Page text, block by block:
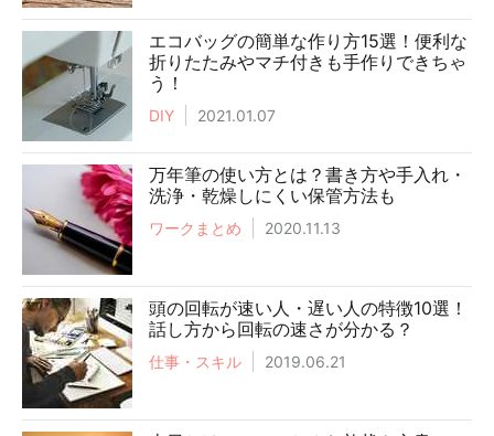
エコバッグの簡単な作り方15選！便利な
折りたたみやマチ付きも手作りできちゃ
う！
DIY 2021.01.07
万年筆の使い方とは？書き方や手入れ・
洗浄・乾燥しにくい保管方法も
ワークまとめ 2020.11.13
頭の回転が速い人・遅い人の特徴10選！
話し方から回転の速さが分かる？
仕事・スキル 2019.06.21